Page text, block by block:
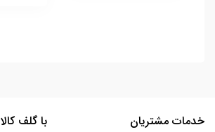
خدمات مشتریان با گلف کالا